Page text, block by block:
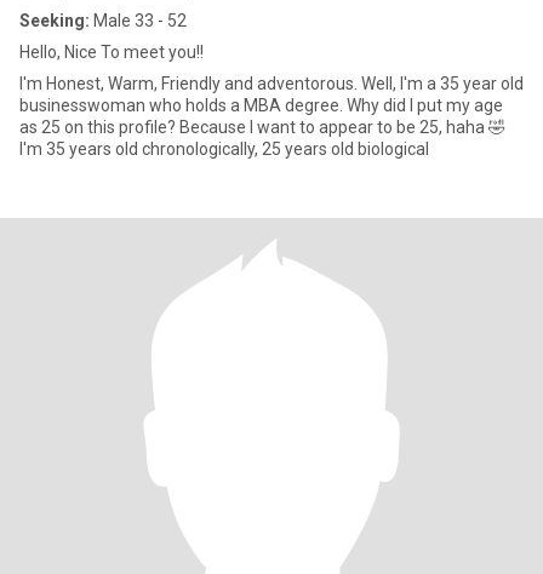
Seeking: Male 33 - 52
Hello, Nice To meet you!!
I'm Honest, Warm, Friendly and adventorous. Well, I'm a 35 year old
businesswoman who holds a MBA degree. Why did I put my age
as 25 on this profile? Because I want to appear to be 25, haha 🤣
I'm 35 years old chronologically, 25 years old biological